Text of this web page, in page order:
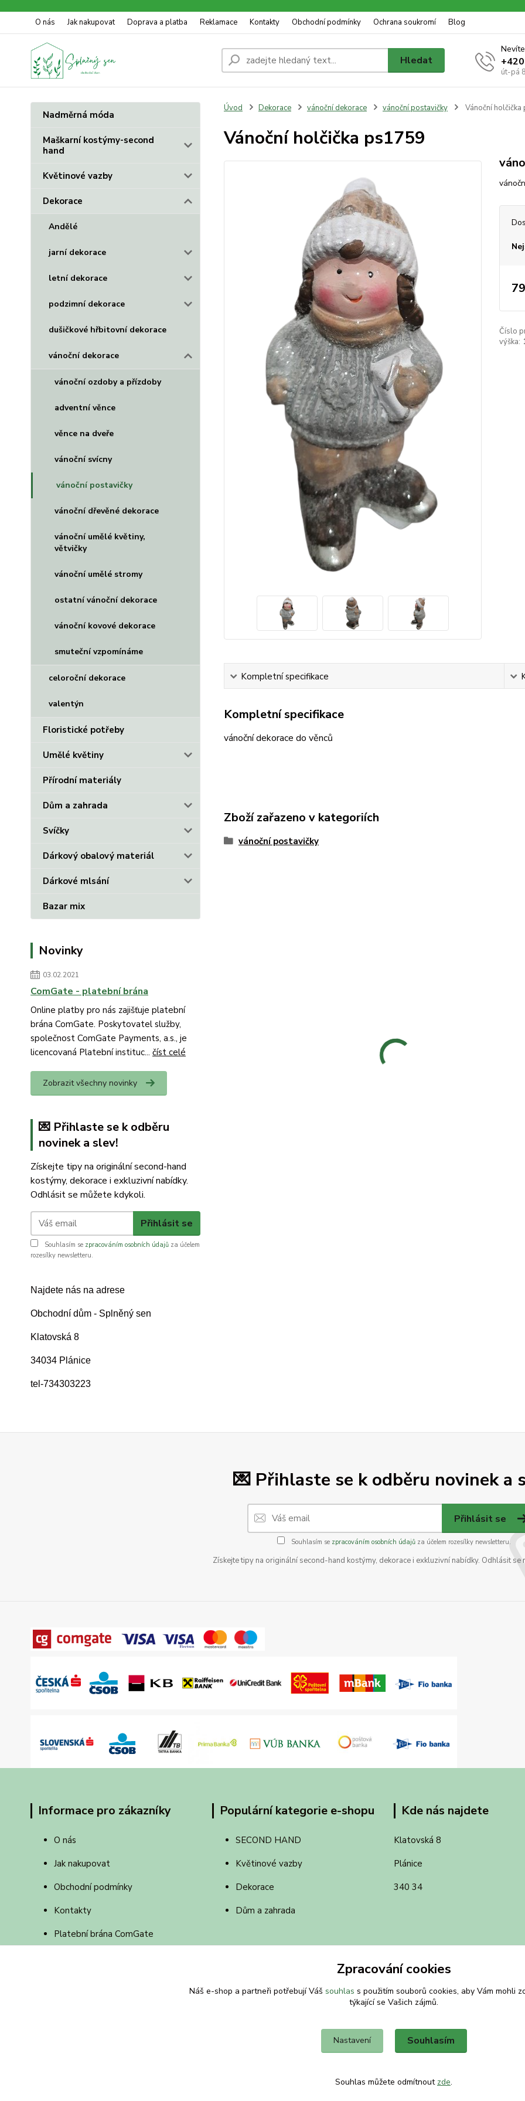
O nás Jak nakupovat Doprava a platba Reklamace Kontakty Obchodní podmínky Ochrana soukromí Blog
Hledat
út-pá
Nadměrná móda
Maškarní kostýmy-second
hand
Květinové vazby
Dekorace
Andělé
jarní dekorace
letní dekorace
podzimní dekorace
dušičkové hřbitovní dekorace
vánoční dekorace
vánoční ozdoby a přízdoby
adventní věnce
věnce na dveře
vánoční svícny
vánoční postavičky
vánoční dřevěné dekorace
vánoční umělé květiny,
větvičky
vánoční umělé stromy
ostatní vánoční dekorace
vánoční kovové dekorace
smuteční vzpomínáme
celoroční dekorace
valentýn
Floristické potřeby
Umělé květiny
Přírodní materiály
Dům a zahrada
Svíčky
Dárkový obalový materiál
Dárkové mlsání
Bazar mix
Novinky
03.02.2021
ComGate - platební brána
Online platby pro nás zajišťuje platební
brána ComGate. Poskytovatel služby,
společnost ComGate Payments, a.s., je
licencovaná Platební instituc... číst celé
Zobrazit všechny novinky
💌 Přihlaste se k odběru
novinek a slev!
Získejte tipy na originální second-hand
kostýmy, dekorace i exkluzivní nabídky.
Odhlásit se můžete kdykoli.
Přihlásit se
Souhlasím se zpracováním osobních údajů za účelem
rozesílky newsletteru.
Najdete nás na adrese
Obchodní dům - Splněný sen
Klatovská 8
34034 Plánice
tel-734303223
Úvod Dekorace vánoční dekorace vánoční postavičky Vánoční
Vánoční holčička ps1759
Číslo
výška:
Kompletní specifikace
Kompletní specifikace
vánoční dekorace do věnců
Zboží zařazeno v kategoriích
vánoční postavičky
💌 Přihlaste se k odběru novinek a
Přihlásit se
Souhlasím se zpracováním osobních údajůza účelem rozesílky newsletteru.
Získejte tipy na originální second-hand kostýmy, dekorace i exkluzivní nabídky. Odhlásit se
Informace pro zákazníky
O nás
Jak nakupovat
Obchodní podmínky
Kontakty
Platební brána ComGate
Populární kategorie e-shopu
SECOND HAND
Květinové vazby
Dekorace
Dům a zahrada
Kde nás najdete
Klatovská 8
Plánice
340 34
Zpracování cookies
Náš e-shop a partneři potřebují Váš souhlas s použitím souborů cookies, aby Vám mohli
týkající se Vašich zájmů.
Nastavení Souhlasím
Souhlas můžete odmítnout zde.